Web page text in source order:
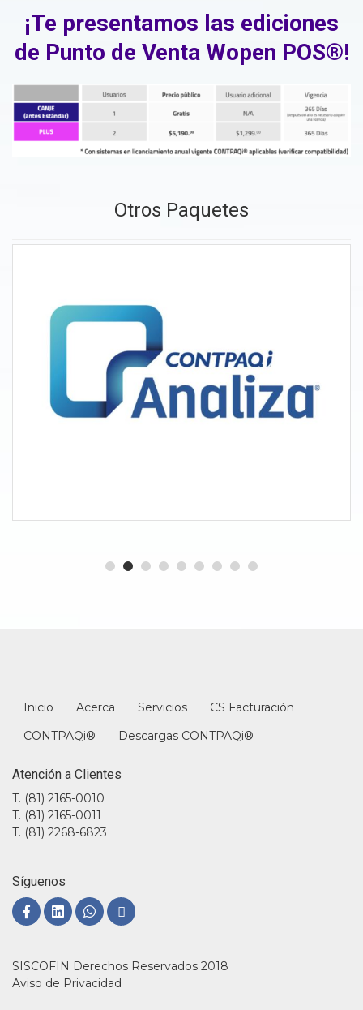
¡Te presentamos las ediciones
de Punto de Venta Wopen POS®!
Otros Paquetes
Inicio Acerca Servicios
CS Facturación
CONTPAQi®
Descargas CONTPAQi®
Atención a Clientes
T. (81) 2165-0010
T. (81) 2165-0011
T. (81) 2268-6823
Síguenos
SISCOFIN Derechos Reservados 2018
Aviso de Privacidad